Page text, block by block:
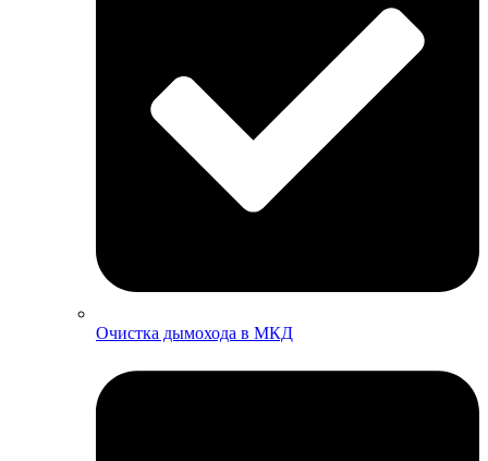
Очистка дымохода в МКД